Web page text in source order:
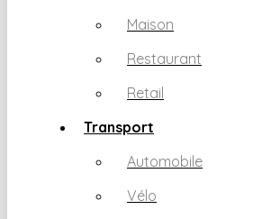
Maison
Restaurant
Retail
Transport
Automobile
Vélo